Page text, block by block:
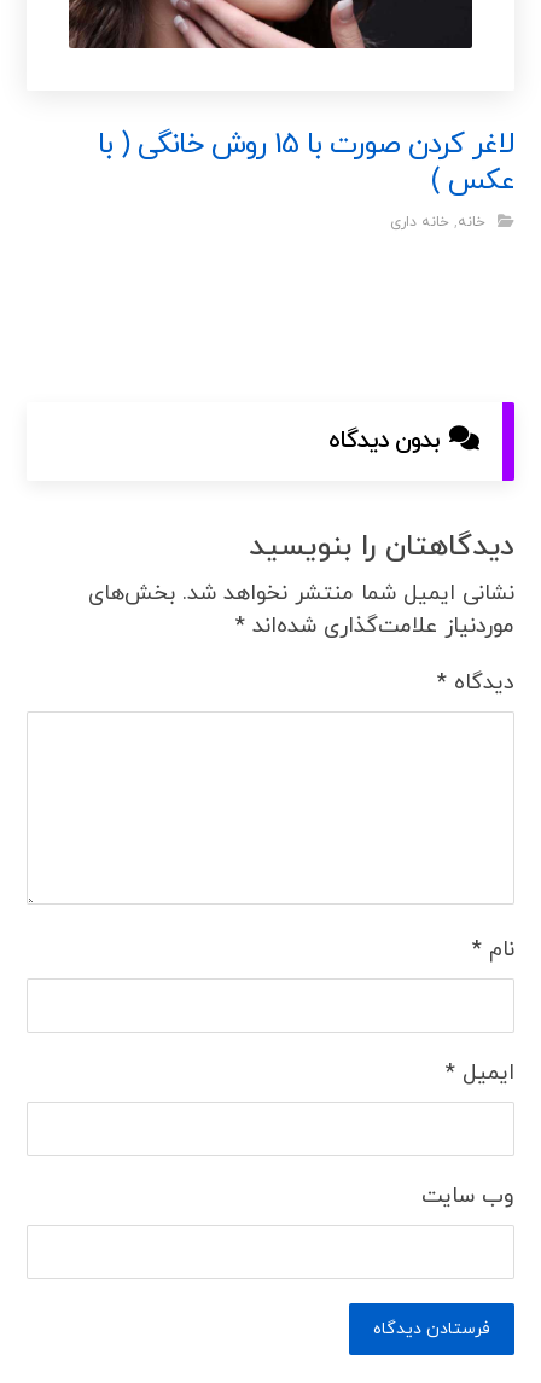
لاغر کردن صورت با 15 روش خانگی ( با
عکس )
خانه,خانه داری
بدون دیدگاه
دیدگاهتان را بنویسید
نشانی ایمیل شما منتشر نخواهد شد. بخش‌های
موردنیاز علامت‌گذاری شده‌اند*
دیدگاه*
نام*
ایمیل*
وب‌ سایت